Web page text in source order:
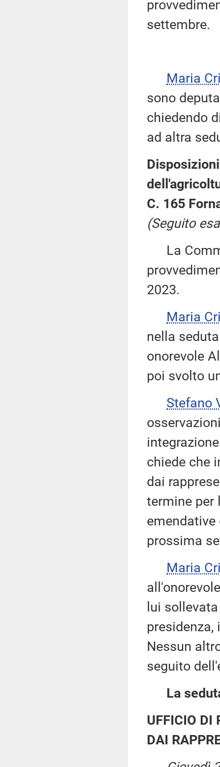
settembre.
Maria
sono
chiedendo
ad altra
C. 165
(Seguito
La
2023.
Maria
nella
onorevole
poi svolto
Stefano
chiede che
dai
termine per
prossima
Maria
lui
Nessun
seguito
La
UFFICIO DI
DAI